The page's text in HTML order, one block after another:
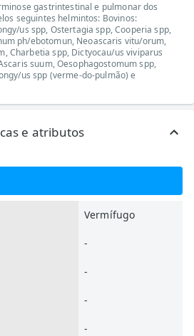
gastrintestinal e pulmonar dos
seguintes helmintos: Bovinos:
us spp, Ostertagia spp, Cooperia spp,
ph/ebotomun, Neoascaris vitu/orum,
Charbetia spp, Dictyocau/us viviparus
suum, Oesophagostomum spp,
us spp (verme-do-pulmão) e
e atributos
Vermífugo
-
-
-
-